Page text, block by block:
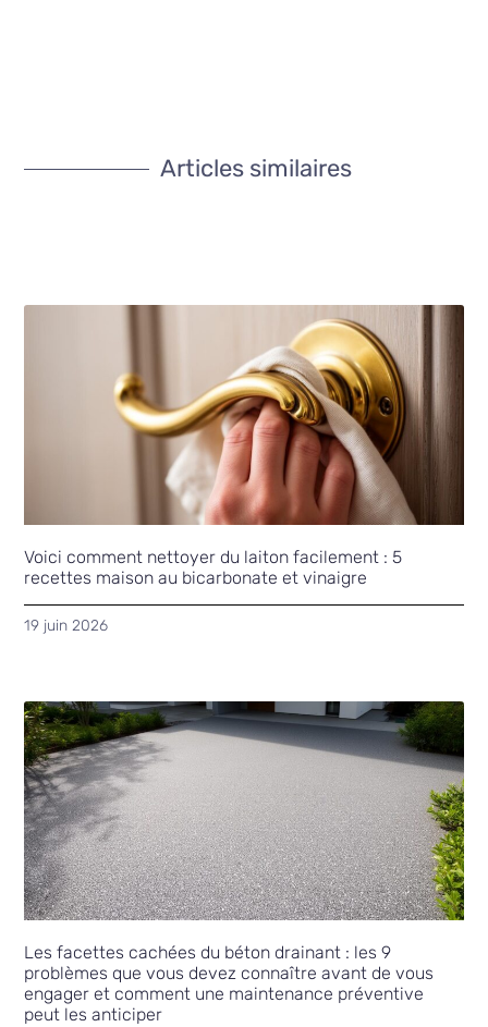
Articles similaires
Voici comment nettoyer du laiton facilement : 5
recettes maison au bicarbonate et vinaigre
19 juin 2026
Les facettes cachées du béton drainant : les 9
problèmes que vous devez connaître avant de vous
engager et comment une maintenance préventive
peut les anticiper